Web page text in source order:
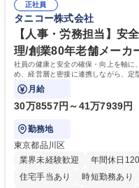
生に関する業務等■健康診断、
ポート■社内ルールの運用・各
部門業務 募集職種 【大阪/総務・人事（労務）担当者】3Dプリンター事
業/NTTデータG/年休129日
アが磨けます。 ◎NTTデータグ
もに、働き方改革も推進しています。 学歴・資格 学歴：大学院
短大 専修学校 語学力： 資格：
正社員
タニコー株式会社
【人事・労務担当】安
理/創業80年老舗メーカ
社員の健康と安全の確保・向上を軸に
め、経営層と密接に連携しながら、定
流工程から関与していただきます。
月給
30万8557円～41万7939円
勤務地
東京都品川区
業界未経験歓迎
年間休日
住宅手当あり
時短勤務あり